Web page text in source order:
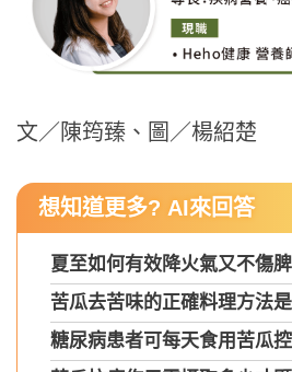
文／陳筠臻、圖／楊紹楚
想知道更多? AI來回答
夏至如何有效降火氣又不傷
苦瓜去苦味的正確料理方法
糖尿病患者可每天食用苦瓜